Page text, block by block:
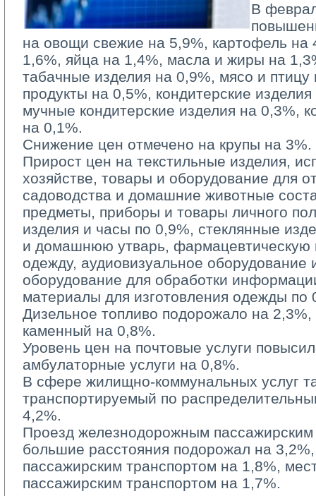
В
на овощи свежие на 5,9%, картофель на
1,6%, яйца на 1,4%, масла и жиры на
табачные изделия на 0,9%, мясо и
продукты на 0,5%, кондитерские
мучные кондитерские изделия на 0,3%,
на 0,1%.
Снижение цен отмечено на крупы на 3%.
Прирост цен на текстильные изделия,
хозяйстве, товары и оборудование для
садоводства и домашние животные
предметы, приборы и товары личного
изделия и часы по 0,9%, стеклянные
и домашнюю утварь, фармацевтическую
одежду, аудиовизуальное оборудование
оборудование для обработки
материалы для изготовления одежды по
Дизельное топливо подорожало на
каменный на 0,8%.
Уровень цен на почтовые услуги
амбулаторные услуги на 0,8%.
В сфере жилищно-коммунальных услуг
транспортируемый по
4,2%.
Проезд железнодорожным
большие расстояния подорожал на
пассажирским транспортом на 1,8%,
пассажирским транспортом на 1,7%.